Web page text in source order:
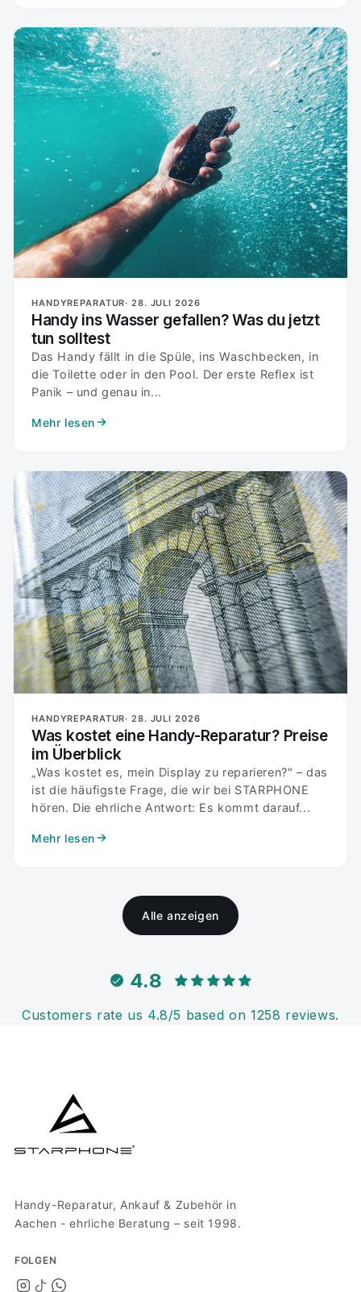
HANDYREPARATUR·28. JULI 2026
Handy ins Wasser gefallen? Was du jetzt
tun solltest
Das Handy fällt in die Spüle, ins Waschbecken, in
die Toilette oder in den Pool. Der erste Reflex ist
Panik – und genau in...
Mehr lesen
HANDYREPARATUR·28. JULI 2026
Was kostet eine Handy-Reparatur? Preise
im Überblick
„Was kostet es, mein Display zu reparieren?" – das
ist die häufigste Frage, die wir bei STARPHONE
hören. Die ehrliche Antwort: Es kommt darauf...
Mehr lesen
Alle anzeigen
4.8
Customers rate us 4.8/5 based on 1258 reviews.
Handy-Reparatur, Ankauf & Zubehör in
Aachen - ehrliche Beratung – seit 1998.
FOLGEN